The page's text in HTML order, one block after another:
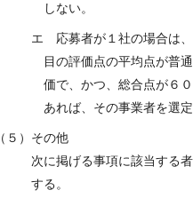
しない。
エ 応募者が１社の場合は
目の評価点の平均点が普
価で、かつ、総合点が６
あれば、その事業者を選定
（５）その他
次に掲げる事項に該当する
する。